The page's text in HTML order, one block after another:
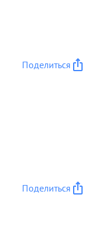
Поделиться
Поделиться